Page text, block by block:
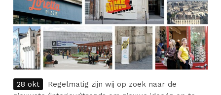
28 okt
Regelmatig zijn wij op zoek naar de